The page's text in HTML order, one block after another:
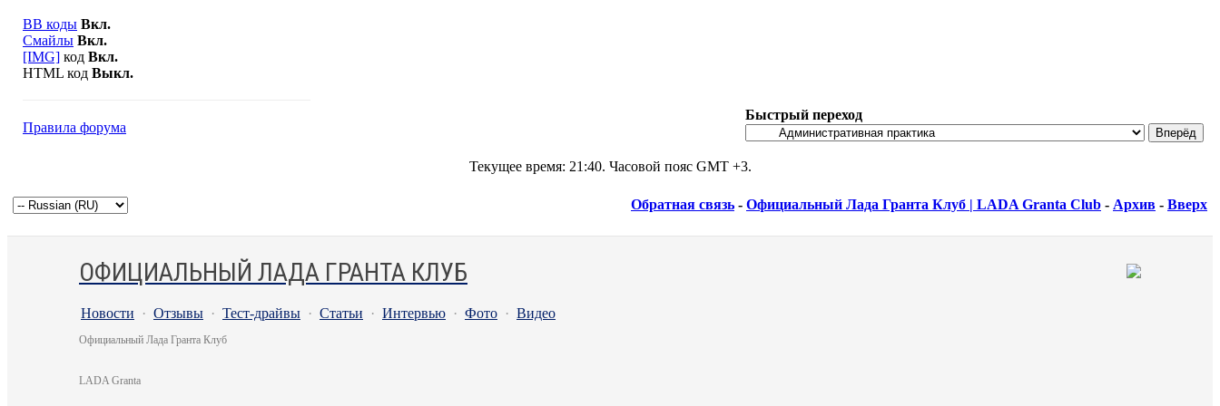
BB коды Вкл.
Смайлы Вкл.
[IMG] код Вкл.
HTML код Выкл.
Правила форума
Быстрый переход
Текущее время: 21:40. Часовой пояс GMT +3.
Обратная связь - Официальный Лада Гранта Клуб | LADA Granta Club - Архив - Вверх
ОФИЦИАЛЬНЫЙ ЛАДА ГРАНТА КЛУБ
Новости · Отзывы · Тест-драйвы · Статьи · Интервью · Фото · Видео
Официальный Лада Гранта Клуб
LADA Granta